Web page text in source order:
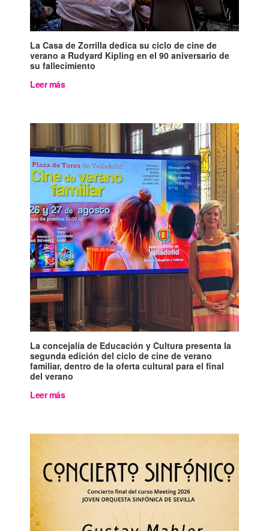
La Casa de Zorrilla dedica su ciclo de cine de
verano a Rudyard Kipling en el 90 aniversario de
su fallecimiento
Leer más
La concejalía de Educación y Cultura presenta la
segunda edición del ciclo de cine de verano
familiar, dentro de la oferta cultural para el final
del verano
Leer más